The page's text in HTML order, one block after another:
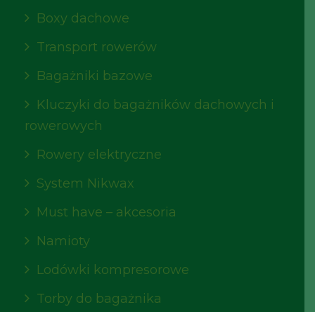
Boxy dachowe
Transport rowerów
Bagażniki bazowe
Kluczyki do bagażników dachowych i
rowerowych
Rowery elektryczne
System Nikwax
Must have – akcesoria
Namioty
Lodówki kompresorowe
Torby do bagażnika